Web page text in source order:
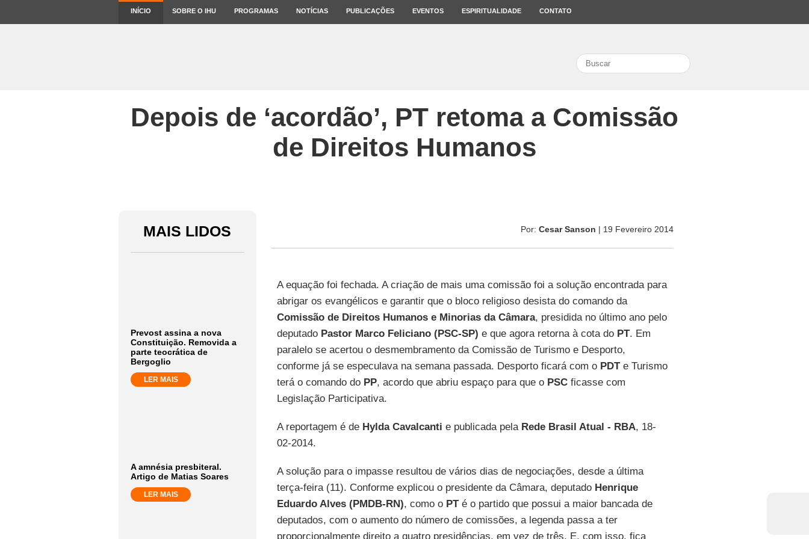
INÍCIO SOBRE O IHU PROGRAMAS NOTÍCIAS PUBLICAÇÕES EVENTOS ESPIRITUALIDADE CONTATO
search
Depois de ‘acordão’, PT retoma a Comissão
de Direitos Humanos
MAIS LIDOS
Prevost assina a nova
Constituição. Removida a
parte teocrática de
Bergoglio
LER MAIS
A amnésia presbiteral.
Artigo de Matias Soares
LER MAIS
Por: Cesar Sanson | 19 Fevereiro 2014
A equação foi fechada. A criação de mais uma comissão foi a solução encontrada para
abrigar os evangélicos e garantir que o bloco religioso desista do comando da
Comissão de Direitos Humanos e Minorias da Câmara, presidida no último ano pelo
deputado Pastor Marco Feliciano (PSC-SP) e que agora retorna à cota do PT. Em
paralelo se acertou o desmembramento da Comissão de Turismo e Desporto,
conforme já se especulava na semana passada. Desporto ficará com o PDTe Turismo
terá o comando do PP, acordo que abriu espaço para que o PSCficasse com
Legislação Participativa.
A reportagem é de Hylda Cavalcanti e publicada pela Rede Brasil Atual - RBA, 18-
02-2014.
A solução para o impasse resultou de vários dias de negociações, desde a última
terça-feira (11). Conforme explicou o presidente da Câmara, deputado Henrique
Eduardo Alves (PMDB-RN), como o PTé o partido que possui a maior bancada de
deputados, com o aumento do número de comissões, a legenda passa a ter
proporcionalmente direito a quatro presidências, em vez de três. E, com isso, fica